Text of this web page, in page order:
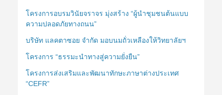
โครงการอบรมวินัยจราจร มุ่งสร้าง “ผู้นำชุมชนต้นแบบ
ความปลอดภัยทางถนน”
บริษัท แลคตาซอย จำกัด มอบนมถั่วเหลืองให้วิทยาลัยฯ
โครงการ “ธรรมะนำทางสู่ความยั่งยืน”
โครงการส่งเสริมและพัฒนาทักษะภาษาต่างประเทศ
“CEFR”